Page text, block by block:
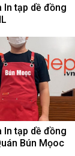
In tạp dề đồng
In tạp dề đồng
Bún Mọoc